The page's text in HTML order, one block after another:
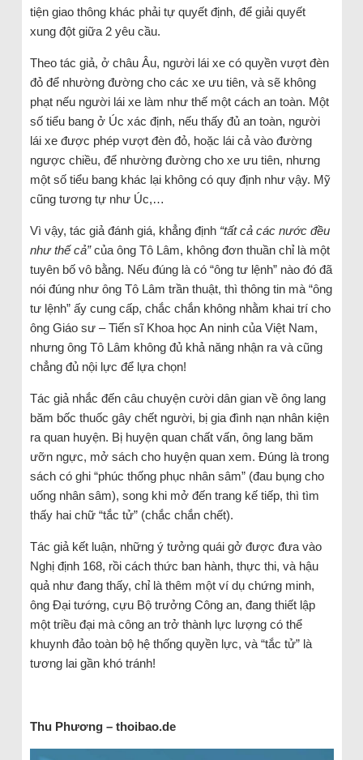
tiện giao thông khác phải tự quyết định, để giải quyết
xung đột giữa 2 yêu cầu.
Theo tác giả, ở châu Âu, người lái xe có quyền vượt đèn
đỏ để nhường đường cho các xe ưu tiên, và sẽ không
phạt nếu người lái xe làm như thế một cách an toàn. Một
số tiểu bang ở Úc xác định, nếu thấy đủ an toàn, người
lái xe được phép vượt đèn đỏ, hoặc lái cả vào đường
ngược chiều, để nhường đường cho xe ưu tiên, nhưng
một số tiểu bang khác lại không có quy định như vậy. Mỹ
cũng tương tự như Úc,…
Vì vậy, tác giả đánh giá, khẳng định “tất cả các nước đều
như thế cả”của ông Tô Lâm, không đơn thuần chỉ là một
tuyên bố vô bằng. Nếu đúng là có “ông tư lệnh” nào đó đã
nói đúng như ông Tô Lâm trần thuật, thì thông tin mà “ông
tư lệnh” ấy cung cấp, chắc chắn không nhằm khai trí cho
ông Giáo sư – Tiến sĩ Khoa học An ninh của Việt Nam,
nhưng ông Tô Lâm không đủ khả năng nhận ra và cũng
chẳng đủ nội lực để lựa chọn!
Tác giả nhắc đến câu chuyện cười dân gian về ông lang
băm bốc thuốc gây chết người, bị gia đình nạn nhân kiện
ra quan huyện. Bị huyện quan chất vấn, ông lang băm
ưỡn ngực, mở sách cho huyện quan xem. Đúng là trong
sách có ghi “phúc thống phục nhân sâm” (đau bụng cho
uống nhân sâm), song khi mở đến trang kế tiếp, thì tìm
thấy hai chữ “tắc tử” (chắc chắn chết).
Tác giả kết luận, những ý tưởng quái gở được đưa vào
Nghị định 168, rồi cách thức ban hành, thực thi, và hậu
quả như đang thấy, chỉ là thêm một ví dụ chứng minh,
ông Đại tướng, cựu Bộ trưởng Công an, đang thiết lập
một triều đại mà công an trở thành lực lượng có thể
khuynh đảo toàn bộ hệ thống quyền lực, và “tắc tử” là
tương lai gần khó tránh!
Thu Phương – thoibao.de